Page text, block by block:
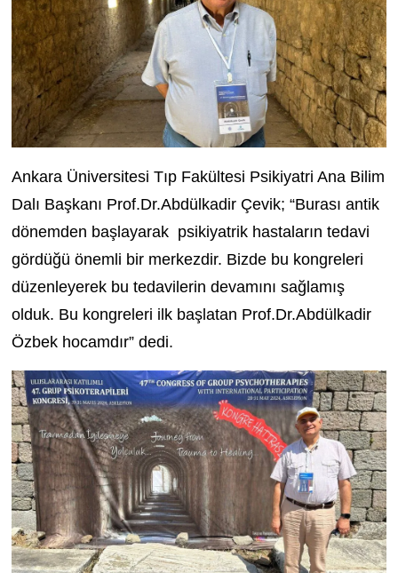
Ankara Üniversitesi Tıp Fakültesi Psikiyatri Ana Bilim
Dalı Başkanı Prof.Dr.Abdülkadir Çevik; “Burası antik
dönemden başlayarak psikiyatrik hastaların tedavi
gördüğü önemli bir merkezdir. Bizde bu kongreleri
düzenleyerek bu tedavilerin devamını sağlamış
olduk. Bu kongreleri ilk başlatan Prof.Dr.Abdülkadir
Özbek hocamdır” dedi.